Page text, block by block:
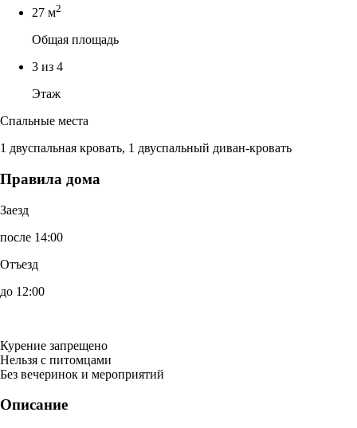
27 м2
Общая площадь
3 из 4
Этаж
Спальные места
1 двуспальная кровать, 1 двуспальный диван-кровать
Правила дома
Заезд
после 14:00
Отъезд
до 12:00
Курение запрещено
Нельзя с питомцами
Без вечеринок и мероприятий
Описание